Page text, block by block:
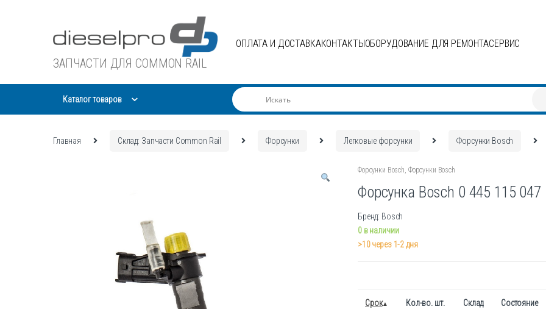
ЗАПЧАСТИ ДЛЯ COMMON RAIL
ОПЛАТА И ДОСТАВКАКОНТАКТЫ ОБОРУДОВАНИЕ ДЛЯ РЕМОНТАСЕРВИС
Каталог товаров
Главная Склад: Запчасти Common Rail Форсунки Легковые форсунки Форсунки Bosch
Форсунки Bosch, Форсунки Bosch
Форсунка Bosch 0 445 115 047
Бренд: Bosch
0 в наличии
>10 через 1-2 дня
Срок Кол-во. шт. Склад Состояние